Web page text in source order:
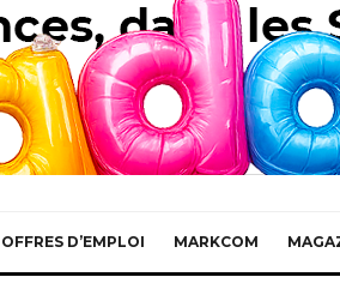
OFFRES D’EMPLOI MARKCOM